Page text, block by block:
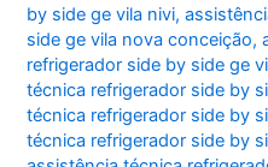
by side ge vila nivi,
side ge vila nova conceição,
refrigerador side by side ge
técnica refrigerador side by
técnica refrigerador side by
técnica refrigerador side by